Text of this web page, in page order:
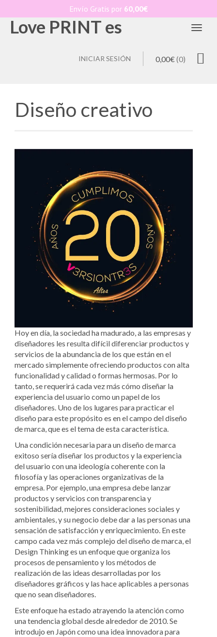
Love PRINT es
0,00€(0)
INICIAR SESIÓN
Diseño creativo
Hoy en día, la sociedad ha madurado, a las empresas y
diseñadores les resulta difícil diferenciar productos y
servicios de la abundancia de los que están en el
mercado simplemente ofreciendo productos con alta
funcionalidad y calidad o formas hermosas. Por lo
tanto, se requerirá cada vez más cómo diseñar la
experiencia del usuario como un papel de los
diseñadores. Uno de los lugares para practicar el
diseño para este propósito es en el campo del diseño
de marca, que es el tema de esta característica.
Una condición necesaria para un diseño de marca
exitoso sería diseñar los productos y la experiencia
del usuario con una ideología coherente con la
filosofía y las operaciones organizativas de la
empresa. Por ejemplo, una empresa debe lanzar
productos y servicios con transparencia y
sostenibilidad, mejores consideraciones sociales y
ambientales, y su negocio debe dar a las personas una
sensación de satisfacción y enriquecimiento. En este
campo cada vez más complejo del diseño de marca, el
Design Thinking es un enfoque que organiza los
procesos de pensamiento y los métodos de
realización de las ideas desarrolladas por los
diseñadores gráficos y las hace aplicables a personas
que no sean diseñadores.
Este enfoque ha estado atrayendo la atención como
una tendencia global desde alrededor de 2010. Se
introdujo en Japón como una idea innovadora para
Envío Gratis por 60,00€